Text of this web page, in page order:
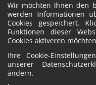
Wir möchten Ihnen den
werden Informationen
Cookies gespeichert.
Funktionen dieser
Cookies aktiveren
Ihre Cookie-
unserer
ändern.